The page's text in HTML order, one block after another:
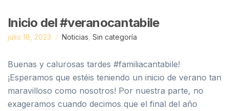
Inicio del #veranocantabile
julio 18, 2023 Noticias Sin categoría
Buenas y calurosas tardes #familiacantabile!
¡Esperamos que estéis teniendo un inicio de verano tan
maravilloso como nosotros! Por nuestra parte, no
exageramos cuando decimos que el final del año